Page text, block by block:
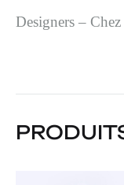
Designers –